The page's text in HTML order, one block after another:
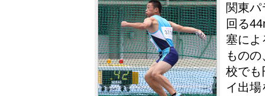
関東
回る
塞によ
もの
校でも
イ出